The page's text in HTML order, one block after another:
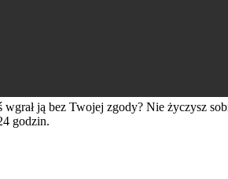
ją bez Twojej zgody? Nie życzysz
godzin.